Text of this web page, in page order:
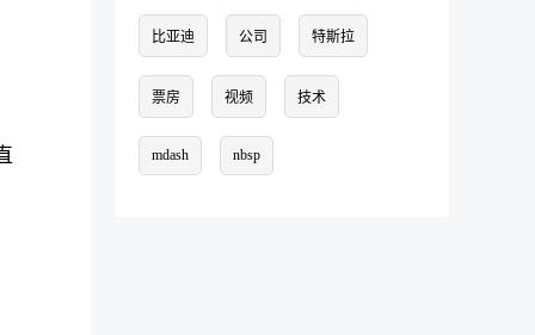
比亚迪 公司 特斯拉
票房 视频 技术
mdash nbsp